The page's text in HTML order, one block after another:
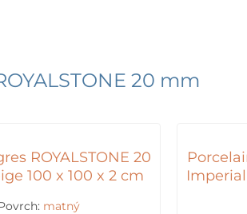
20 mm
ROYALSTONE 20
100 x 100 x 2 cm
matný